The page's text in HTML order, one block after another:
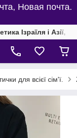
Новая почта.
Ізраїля і Азії,
для всієї сім'ї.